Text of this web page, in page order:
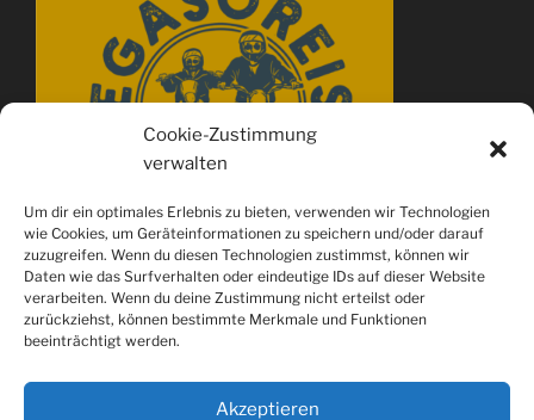
Cookie-Zustimmung
verwalten
Um dir ein optimales Erlebnis zu bieten, verwenden wir Technologien
wie Cookies, um Geräteinformationen zu speichern und/oder darauf
zuzugreifen. Wenn du diesen Technologien zustimmst, können wir
Daten wie das Surfverhalten oder eindeutige IDs auf dieser Website
verarbeiten. Wenn du deine Zustimmung nicht erteilst oder
zurückziehst, können bestimmte Merkmale und Funktionen
beeinträchtigt werden.
Akzeptieren